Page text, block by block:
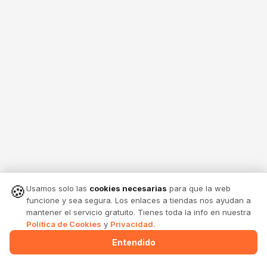
Menu Alertas Comparte Entrar
🍪Usamos solo las cookies necesarias para que la web
funcione y sea segura. Los enlaces a tiendas nos ayudan a
mantener el servicio gratuito. Tienes toda la info en nuestra
Política de Cookies y Privacidad.
Entendido